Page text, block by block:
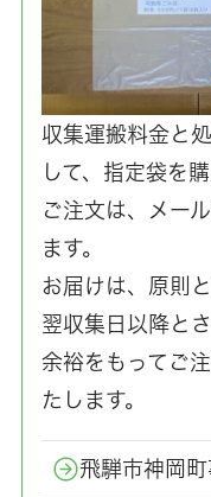
収集運搬料金と
して、指定袋を
ご注文は、メー
ます。
お届けは、原則
翌収集日以降と
余裕をもってご
たします。
飛騨市神岡